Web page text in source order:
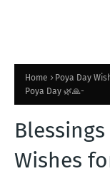
Home Poya Day
Poya Day 🌿🙏-
Wishes